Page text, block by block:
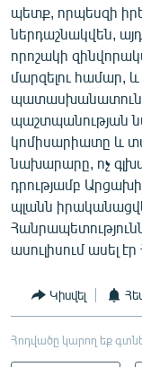
պետք, որպեսզի
ներդաշնակվեն,
որոշակի
մարզելու համար,
պատասխանատուն
պաշտպանության
կոմիսարիատը և
նախարարը, ոչ
դրությամբ
պլանն
ասուլիսում ասել
Կիսվել
Հոդվածը կարող եք